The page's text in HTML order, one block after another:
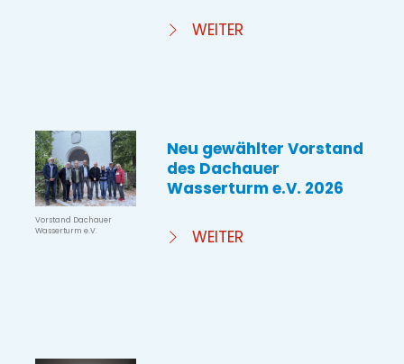
WEITER
Vorstand Dachauer
Wasserturm e.V.
Neu gewählter Vorstand
des Dachauer
Wasserturm e.V. 2026
WEITER